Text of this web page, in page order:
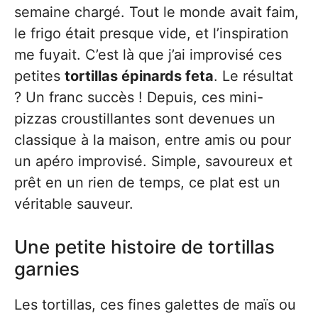
semaine chargé. Tout le monde avait faim,
le frigo était presque vide, et l’inspiration
me fuyait. C’est là que j’ai improvisé ces
petites tortillas épinards feta. Le résultat
? Un franc succès ! Depuis, ces mini-
pizzas croustillantes sont devenues un
classique à la maison, entre amis ou pour
un apéro improvisé. Simple, savoureux et
prêt en un rien de temps, ce plat est un
véritable sauveur.
Une petite histoire de tortillas
garnies
Les tortillas, ces fines galettes de maïs ou